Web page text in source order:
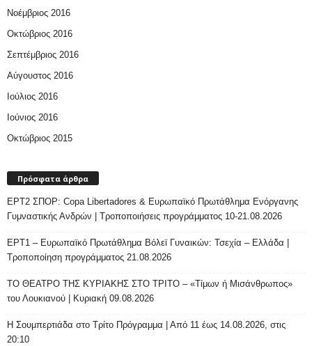
Νοέμβριος 2016
Οκτώβριος 2016
Σεπτέμβριος 2016
Αύγουστος 2016
Ιούλιος 2016
Ιούνιος 2016
Οκτώβριος 2015
Πρόσφατα άρθρα
ΕΡΤ2 ΣΠΟΡ: Copa Libertadores & Ευρωπαϊκό Πρωτάθλημα Ενόργανης
Γυμναστικής Ανδρών | Τροποποιήσεις προγράμματος 10-21.08.2026
ΕΡΤ1 – Ευρωπαϊκό Πρωτάθλημα Βόλεϊ Γυναικών: Τσεχία – Ελλάδα |
Τροποποίηση προγράμματος 21.08.2026
ΤΟ ΘΕΑΤΡΟ ΤΗΣ ΚΥΡΙΑΚΗΣ ΣΤΟ ΤΡΙΤΟ – «Τίμων ή Μισάνθρωπος»
του Λουκιανού | Κυριακή 09.08.2026
H Σουμπερτιάδα στο Τρίτο Πρόγραμμα | Από 11 έως 14.08.2026, στις
20:10